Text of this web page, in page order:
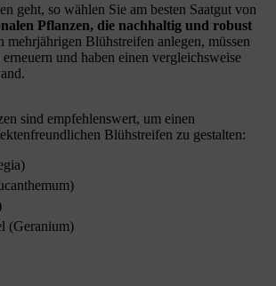
geht, so wählen Sie am besten Saatgut von
Pflanzen, die nachhaltig und robust
mehrjährigen Blühstreifen anlegen, müssen
und haben einen vergleichsweise
sind empfehlenswert, um einen
Blühstreifen zu gestalten:
(Geranium)